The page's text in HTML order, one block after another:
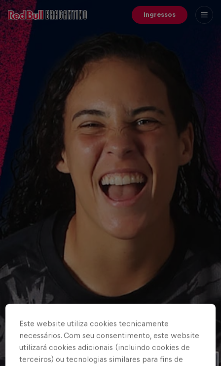
Ingressos
Este website utiliza cookies tecnicamente
necessários. Com seu consentimento, este website
utilizará cookies adicionais (incluindo cookies de
terceiros) ou tecnologias similares para fins de